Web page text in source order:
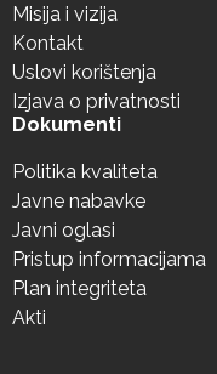
Misija i vizija
Kontakt
Uslovi korištenja
Izjava o privatnosti
Dokumenti
Politika kvaliteta
Javne nabavke
Javni oglasi
Pristup informacijama
Plan integriteta
Akti